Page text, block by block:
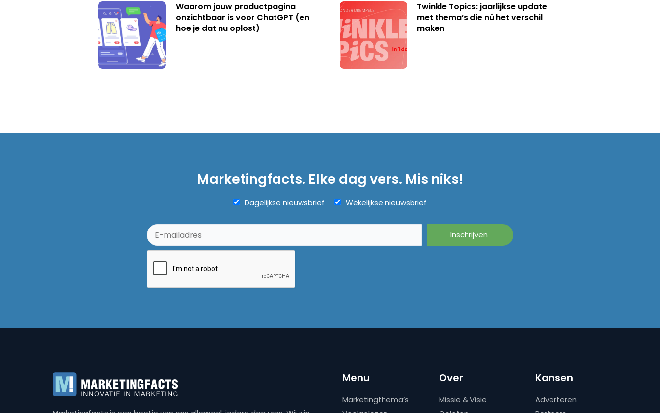
Waarom jouw productpagina
onzichtbaar is voor ChatGPT (en
hoe je dat nu oplost)
Twinkle Topics: jaarlijkse update
met thema’s die nú het verschil
maken
Marketingfacts. Elke dag vers. Mis niks!
Dagelijkse nieuwsbrief Wekelijkse nieuwsbrief
Menu
Marketingthema’s
Over
Missie & Visie
Kansen
Adverteren